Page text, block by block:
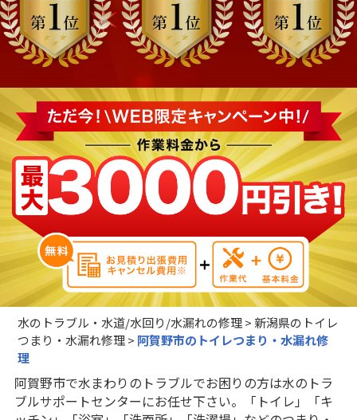
水のトラブル・水道/水回り/水漏れの修理> 新潟県のトイレ
つまり・水漏れ修理> 阿賀野市のトイレつまり・水漏れ修
理
阿賀野市で水まわりのトラブルでお困りの方は水のトラ
ブルサポートセンターにお任せ下さい。「トイレ」「キ